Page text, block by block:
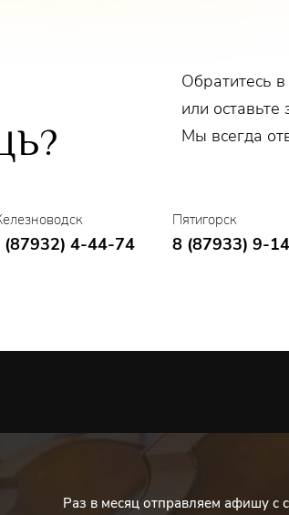
Обратитесь
или оставьте
Мы всегда
(87932) 4-44-74
Пятигорск
8 (87933) 9-
Раз в месяц отправляем афишу с